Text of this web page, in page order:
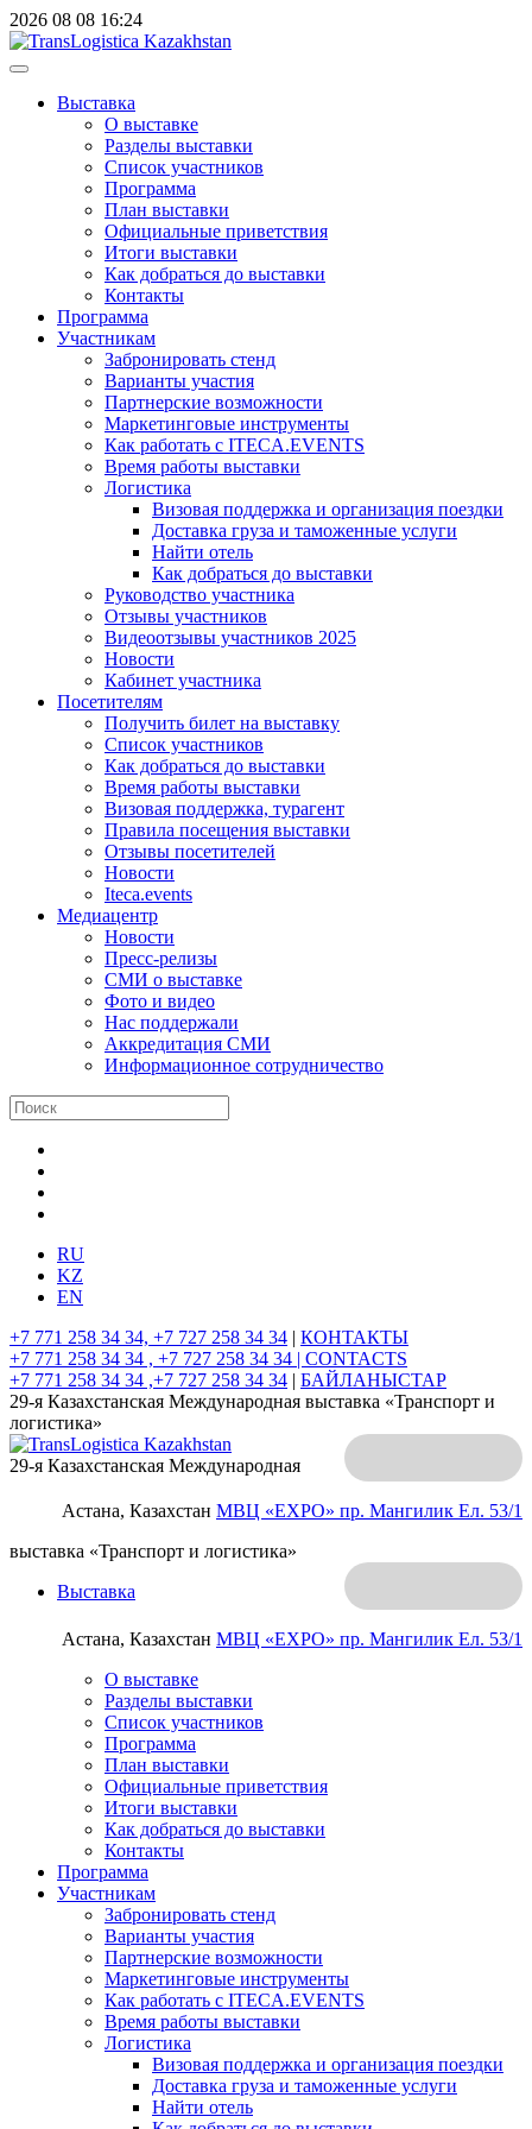
2026 08 08 16:24
Выставка
О выставке
Разделы выставки
Список участников
Программа
План выставки
Официальные приветствия
Итоги выставки
Как добраться до выставки
Контакты
Программа
Участникам
Забронировать стенд
Варианты участия
Партнерские возможности
Маркетинговые инструменты
Как работать с ITECA.EVENTS
Время работы выставки
Логистика
Визовая поддержка и организация поездки
Доставка груза и таможенные услуги
Найти отель
Как добраться до выставки
Руководство участника
Отзывы участников
Видеоотзывы участников 2025
Новости
Кабинет участника
Посетителям
Получить билет на выставку
Список участников
Как добраться до выставки
Время работы выставки
Визовая поддержка, турагент
Правила посещения выставки
Отзывы посетителей
Новости
Iteca.events
Медиацентр
Новости
Пресс-релизы
СМИ о выставке
Фото и видео
Нас поддержали
Аккредитация СМИ
Информационное сотрудничество
RU
KZ
EN
+7 771 258 34 34, +7 727 258 34 34 | КОНТАКТЫ
+7 771 258 34 34 , +7 727 258 34 34 | CONTACTS
+7 771 258 34 34 ,+7 727 258 34 34 | БАЙЛАНЫСТАР
29-я Казахстанская Международная выставка «Транспорт и
логистика»
Астана, Казахстан МВЦ «EXPO» пр. Мангилик Ел. 53/1
29-я Казахстанская Международная
выставка «Транспорт и логистика»
Астана, Казахстан МВЦ «EXPO» пр. Мангилик Ел. 53/1
Выставка
О выставке
Разделы выставки
Список участников
Программа
План выставки
Официальные приветствия
Итоги выставки
Как добраться до выставки
Контакты
Программа
Участникам
Забронировать стенд
Варианты участия
Партнерские возможности
Маркетинговые инструменты
Как работать с ITECA.EVENTS
Время работы выставки
Логистика
Визовая поддержка и организация поездки
Доставка груза и таможенные услуги
Найти отель